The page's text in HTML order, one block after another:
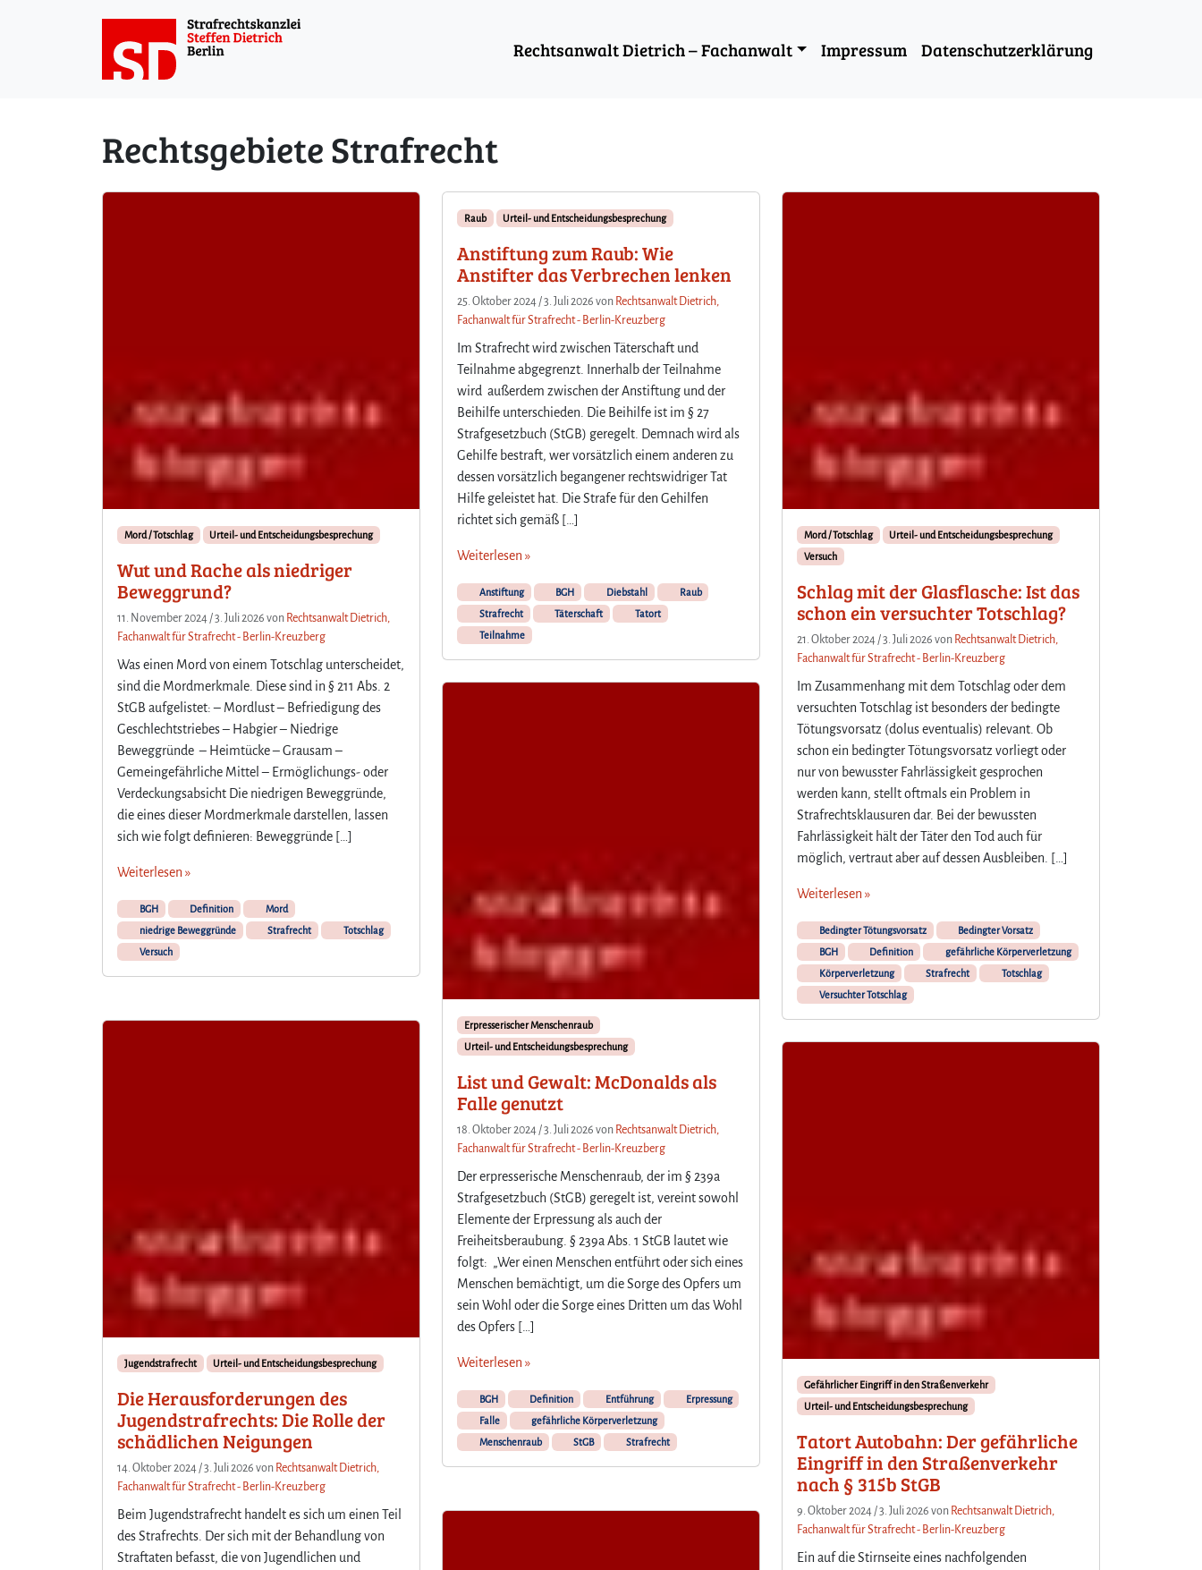
Rechtsanwalt Dietrich – Fachanwalt Impressum Datenschutzerklärung
Rechtsgebiete Strafrecht
Mord / Totschlag Urteil- und Entscheidungsbesprechung
Wut und Rache als niedriger
Beweggrund?
11. November 2024 /3. Juli 2026 von Rechtsanwalt Dietrich,
Fachanwalt für Strafrecht - Berlin-Kreuzberg
Was einen Mord von einem Totschlag unterscheidet,
sind die Mordmerkmale. Diese sind in § 211 Abs. 2
StGB aufgelistet: – Mordlust – Befriedigung des
Geschlechtstriebes – Habgier – Niedrige
Beweggründe – Heimtücke – Grausam –
Gemeingefährliche Mittel – Ermöglichungs- oder
Verdeckungsabsicht Die niedrigen Beweggründe,
die eines dieser Mordmerkmale darstellen, lassen
sich wie folgt definieren: Beweggründe […]
Weiterlesen »
BGH Definition
Mord
niedrige Beweggründe
Strafrecht
Totschlag
Versuch
Raub Urteil- und Entscheidungsbesprechung
Anstiftung zum Raub: Wie
Anstifter das Verbrechen lenken
25. Oktober 2024 /3. Juli 2026 von Rechtsanwalt Dietrich,
Fachanwalt für Strafrecht - Berlin-Kreuzberg
Im Strafrecht wird zwischen Täterschaft und
Teilnahme abgegrenzt. Innerhalb der Teilnahme
wird außerdem zwischen der Anstiftung und der
Beihilfe unterschieden. Die Beihilfe ist im § 27
Strafgesetzbuch (StGB) geregelt. Demnach wird als
Gehilfe bestraft, wer vorsätzlich einem anderen zu
dessen vorsätzlich begangener rechtswidriger Tat
Hilfe geleistet hat. Die Strafe für den Gehilfen
richtet sich gemäß […]
Weiterlesen »
Anstiftung BGH Diebstahl
Raub
Strafrecht
Täterschaft
Tatort
Teilnahme
Mord / Totschlag
Urteil- und Entscheidungsbesprechung
Versuch
Schlag mit der Glasflasche: Ist das
schon ein versuchter Totschlag?
21. Oktober 2024 /3. Juli 2026 von Rechtsanwalt Dietrich,
Fachanwalt für Strafrecht - Berlin-Kreuzberg
Im Zusammenhang mit dem Totschlag oder dem
versuchten Totschlag ist besonders der bedingte
Tötungsvorsatz (dolus eventualis) relevant. Ob
schon ein bedingter Tötungsvorsatz vorliegt oder
nur von bewusster Fahrlässigkeit gesprochen
werden kann, stellt oftmals ein Problem in
Strafrechtsklausuren dar. Bei der bewussten
Fahrlässigkeit hält der Täter den Tod auch für
möglich, vertraut aber auf dessen Ausbleiben. […]
Weiterlesen »
Bedingter Tötungsvorsatz
Bedingter Vorsatz
BGH
Definition
gefährliche Körperverletzung
Körperverletzung
Strafrecht
Totschlag
Versuchter Totschlag
Erpresserischer Menschenraub
Urteil- und Entscheidungsbesprechung
List und Gewalt: McDonalds als
Falle genutzt
18. Oktober 2024 /3. Juli 2026 von Rechtsanwalt Dietrich,
Fachanwalt für Strafrecht - Berlin-Kreuzberg
Der erpresserische Menschenraub, der im § 239a
Strafgesetzbuch (StGB) geregelt ist, vereint sowohl
Elemente der Erpressung als auch der
Freiheitsberaubung. § 239a Abs. 1 StGB lautet wie
folgt: „Wer einen Menschen entführt oder sich eines
Menschen bemächtigt, um die Sorge des Opfers um
sein Wohl oder die Sorge eines Dritten um das Wohl
des Opfers […]
Weiterlesen »
BGH Definition Entführung
Erpressung
Falle
gefährliche Körperverletzung
Menschenraub
StGB Strafrecht
Jugendstrafrecht Urteil- und Entscheidungsbesprechung
Die Herausforderungen des
Jugendstrafrechts: Die Rolle der
schädlichen Neigungen
14. Oktober 2024 /3. Juli 2026 von Rechtsanwalt Dietrich,
Fachanwalt für Strafrecht - Berlin-Kreuzberg
Beim Jugendstrafrecht handelt es sich um einen Teil
des Strafrechts. Der sich mit der Behandlung von
Straftaten befasst, die von Jugendlichen und
Gefährlicher Eingriff in den Straßenverkehr
Urteil- und Entscheidungsbesprechung
Tatort Autobahn: Der gefährliche
Eingriff in den Straßenverkehr
nach § 315b StGB
9. Oktober 2024 /3. Juli 2026 von Rechtsanwalt Dietrich,
Fachanwalt für Strafrecht - Berlin-Kreuzberg
Ein auf die Stirnseite eines nachfolgenden